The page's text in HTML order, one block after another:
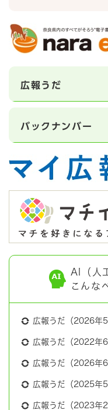
広報うだ
バックナンバー
AI（人
こんな
広報うだ（2026年5
広報うだ（2022年6
広報うだ（2026年6
広報うだ（2025年5
広報うだ（2023年2